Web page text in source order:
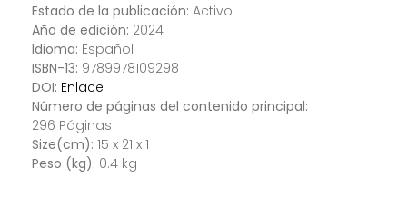
Estado de la publicación: Activo
Año de edición: 2024
Idioma: Español
ISBN-13: 9789978109298
DOI: Enlace
Número de páginas del contenido principal:
296 Páginas
Size(cm): 15 x 21 x 1
Peso (kg): 0.4 kg